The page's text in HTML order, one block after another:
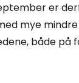
er
mye
både på